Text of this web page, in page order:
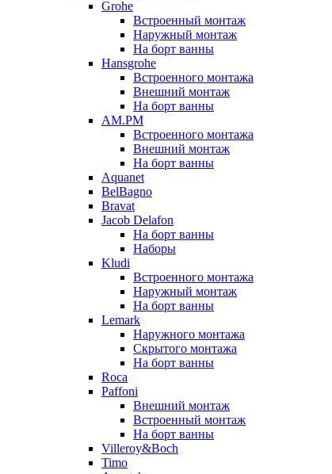
Grohe
Встроенный монтаж
Наружный монтаж
На борт ванны
Hansgrohe
Встроенного монтажа
Внешний монтаж
На борт ванны
AM.PM
Встроенного монтажа
Внешний монтаж
На борт ванны
Aquanet
BelBagno
Bravat
Jacob Delafon
На борт ванны
Наборы
Kludi
Встроенного монтажа
Наружный монтаж
На борт ванны
Lemark
Наружного монтажа
Скрытого монтажа
На борт ванны
Roca
Paffoni
Внешний монтаж
Встроенный монтаж
На борт ванны
Villeroy&Boch
Timo